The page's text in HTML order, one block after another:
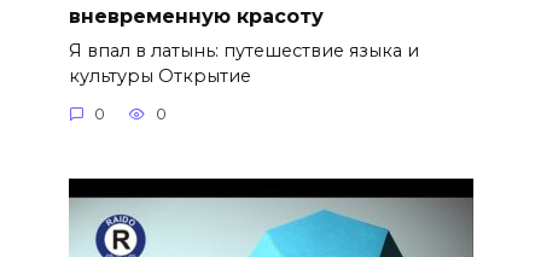
вневременную красоту
Я впал в латынь: путешествие языка и
культуры Открытие
0 0